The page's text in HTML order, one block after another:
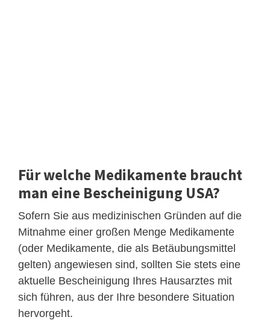
Für welche Medikamente braucht
man eine Bescheinigung USA?
Sofern Sie aus medizinischen Gründen auf die
Mitnahme einer großen Menge Medikamente
(oder Medikamente, die als Betäubungsmittel
gelten) angewiesen sind, sollten Sie stets eine
aktuelle Bescheinigung Ihres Hausarztes mit
sich führen, aus der Ihre besondere Situation
hervorgeht.